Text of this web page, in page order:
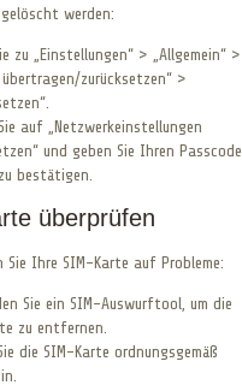
werden:
zu „Einstellungen“ > „Allgemein“ >
übertragen/zurücksetzen“ >
auf „Netzwerkeinstellungen
und geben Sie Ihren Passcode
bestätigen.
überprüfen
Sie Ihre SIM-Karte auf Probleme:
Sie ein SIM-Auswurftool, um die
zu entfernen.
die SIM-Karte ordnungsgemäß